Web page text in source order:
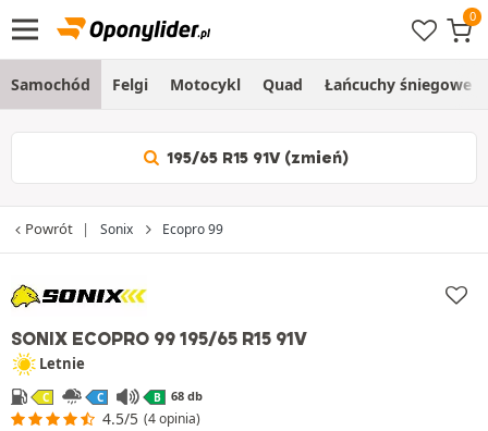
Samochód Felgi Motocykl Quad Łańcuchy śniegowe
195/65 R15 91V (zmień)
Powrót Sonix Ecopro 99
SONIX ECOPRO 99 195/65 R15 91V
Letnie
C C B 68 db
4.5/5 (4 opinia)